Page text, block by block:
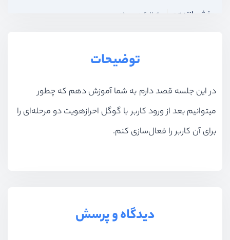
بخش پانزدهم ماژولار کردن پروژه
توضیحات
در این جلسه قصد دارم به شما آموزش دهم که چطور
میتوانیم بعد از ورود کاربر با گوگل احرازهویت دو مرحله‌ای را
برای آن کاربر را فعال‌سازی کنم.
دیدگاه و پرسش